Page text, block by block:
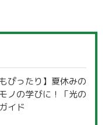
ぴったり】夏休みの
ノの学びに！「光の
イド